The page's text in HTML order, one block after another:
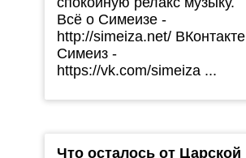
Всё о Симеизе -
http://simeiza.net/ ВКонтакте
Симеиз -
https://vk.com/simeiza ...
Что осталось от Царской